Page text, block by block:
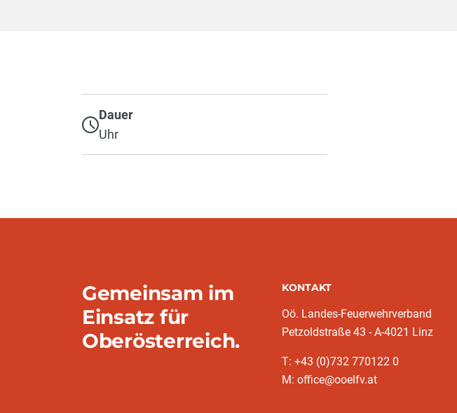
Dauer
Uhr
Gemeinsam im
Einsatz für
Oberösterreich.
KONTAKT
Oö. Landes-Feuerwehrverband
Petzoldstraße 43 - A-4021 Linz
T: +43 (0)732 770122 0
M: office@ooelfv.at